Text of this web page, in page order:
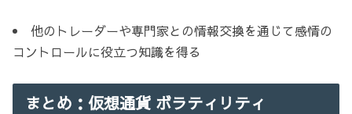
他のトレーダーや専門家との情報交換を通じて感情の
コントロールに役立つ知識を得る
まとめ：仮想通貨 ボラティリティ